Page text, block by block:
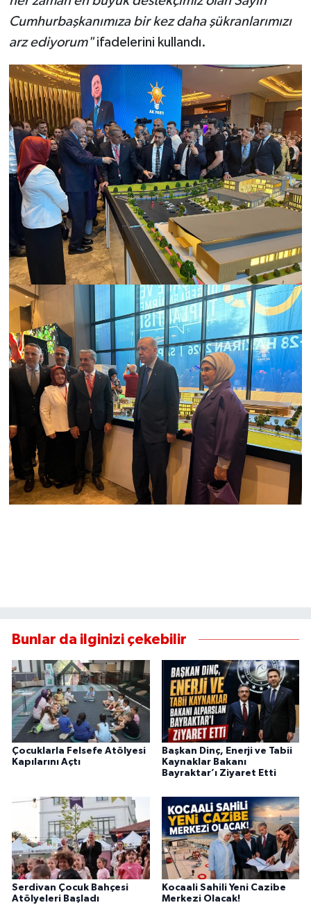
Cumhurbaşkanımıza bir kez daha şükranlarımızı
arz ediyorum"ifadelerini kullandı.
Bunlar da ilginizi çekebilir
Çocuklarla Felsefe Atölyesi
Kapılarını Açtı
Başkan Dinç, Enerji ve Tabii
Kaynaklar Bakanı
Bayraktar’ı Ziyaret Etti
Serdivan Çocuk Bahçesi
Atölyeleri Başladı
Kocaali Sahili Yeni Cazibe
Merkezi Olacak!